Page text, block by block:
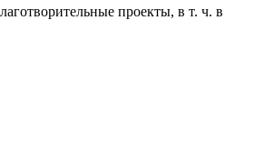
проекты, в т. ч. в